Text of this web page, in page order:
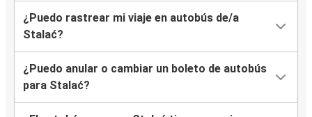
¿Puedo rastrear mi viaje en autobús de/a
Stalać?
¿Puedo anular o cambiar un boleto de autobús
para Stalać?